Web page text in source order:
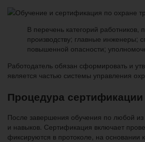
В перечень категорий
производству; главные инженеры;
повышенной опасности;
Работодатель обязан сформировать и
является частью системы управления
Процедура
После завершения обучения по любой
и навыков. Сертификация включает
фиксируются в протоколе, на основании